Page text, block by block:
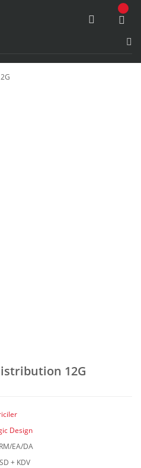
12G
Design
EA/DA
+ KDV